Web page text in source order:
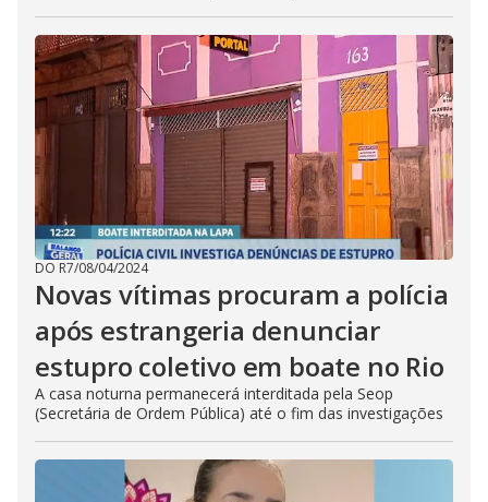
DO R7/08/04/2024
Novas vítimas procuram a polícia
após estrangeria denunciar
estupro coletivo em boate no Rio
A casa noturna permanecerá interditada pela Seop
(Secretária de Ordem Pública) até o fim das investigações